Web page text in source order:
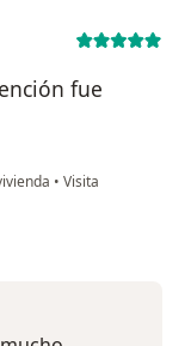
fue
• Visita